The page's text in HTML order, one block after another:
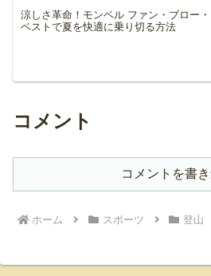
涼しさ革命！モンベル ファン・ブロー・
ベストで夏を快適に乗り切る方法
コメント
コメントを書
ホーム スポーツ 登山